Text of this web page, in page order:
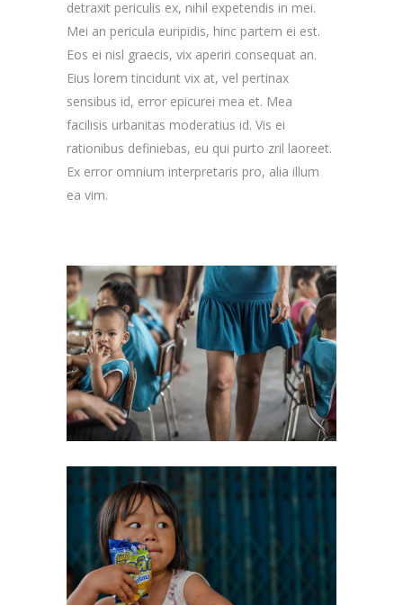
detraxit periculis ex, nihil expetendis in mei.
Mei an pericula euripidis, hinc partem ei est.
Eos ei nisl graecis, vix aperiri consequat an.
Eius lorem tincidunt vix at, vel pertinax
sensibus id, error epicurei mea et. Mea
facilisis urbanitas moderatius id. Vis ei
rationibus definiebas, eu qui purto zril laoreet.
Ex error omnium interpretaris pro, alia illum
ea vim.